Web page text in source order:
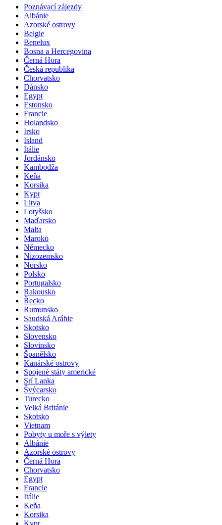
Poznávací zájezdy
Albánie
Azorské ostrovy
Belgie
Benelux
Bosna a Hercegovina
Černá Hora
Česká republika
Chorvatsko
Dánsko
Egypt
Estonsko
Francie
Holandsko
Irsko
Island
Itálie
Jordánsko
Kambodža
Keňa
Korsika
Kypr
Litva
Lotyšsko
Maďarsko
Malta
Maroko
Německo
Nizozemsko
Norsko
Polsko
Portugalsko
Rakousko
Řecko
Rumunsko
Saudská Arábie
Skotsko
Slovensko
Slovinsko
Španělsko
Kanárské ostrovy
Spojené státy americké
Srí Lanka
Švýcarsko
Turecko
Velká Británie
Skotsko
Vietnam
Pobyty u moře s výlety
Albánie
Azorské ostrovy
Černá Hora
Chorvatsko
Egypt
Francie
Itálie
Keňa
Korsika
Kypr